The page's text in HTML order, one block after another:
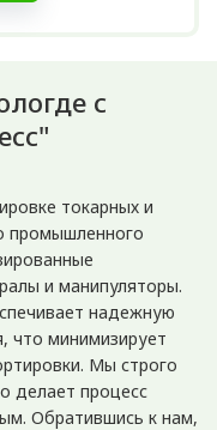
с
токарных и
промышленного
и манипуляторы.
надежную
что минимизирует
Мы строго
делает процесс
Обратившись к нам,